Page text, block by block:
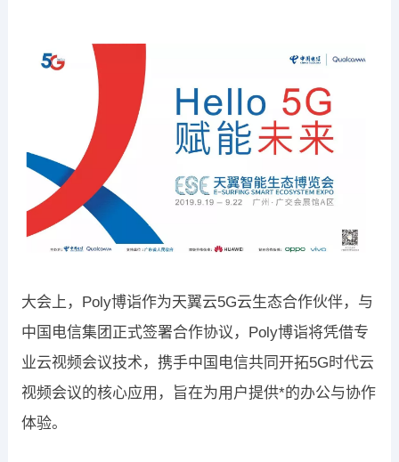
大会上，Poly博诣作为天翼云5G云生态合作伙伴，与
中国电信集团正式签署合作协议，Poly博诣将凭借专
业云视频会议技术，携手中国电信共同开拓5G时代云
视频会议的核心应用，旨在为用户提供*的办公与协作
体验。